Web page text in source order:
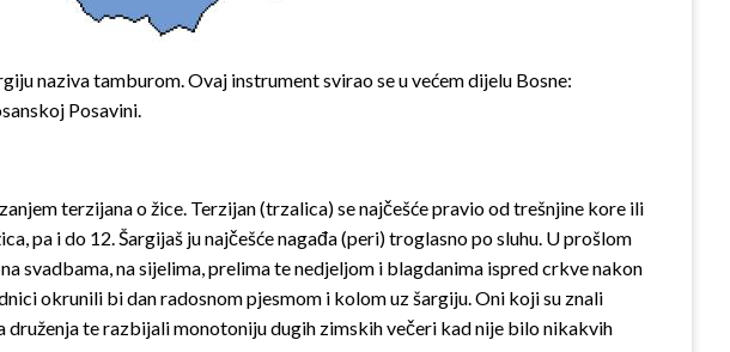
naziva tamburom. Ovaj instrument svirao se u većem dijelu Bosne:
Posavini.
terzijana o žice. Terzijan (trzalica) se najčešće pravio od trešnjine kore ili
pa i do 12. Šargijaš ju najčešće nagađa (peri) troglasno po sluhu. U proš­lom
svadbama, na sijelima, prelima te nedjeljom i blagdanima ispred crk­ve nakon
okrunili bi dan radosnom pjesmom i kolom uz šargiju. Oni koji su znali
te razbijali monotoniju du­gih zimskih večeri kad nije bilo nika­kvih